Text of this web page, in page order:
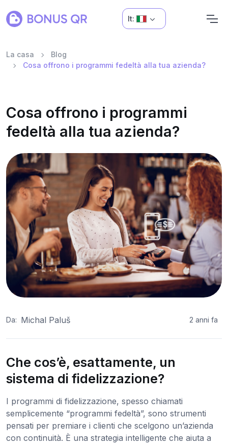
It:
La casa
Blog
Cosa offrono i programmi fedeltà alla tua azienda?
Cosa offrono i programmi
fedeltà alla tua azienda?
Da: Michal Paluš 2 anni fa
Che cos’è, esattamente, un
sistema di fidelizzazione?
I programmi di fidelizzazione, spesso chiamati
semplicemente “programmi fedeltà”, sono strumenti
pensati per premiare i clienti che scelgono un’azienda
con continuità. È una strategia intelligente che aiuta a